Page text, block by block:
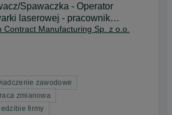
Spawaczka - Operator
laserowej - pracownik
Contract Manufacturing Sp. z o.o.
zawodowe
zmianowa
firmy